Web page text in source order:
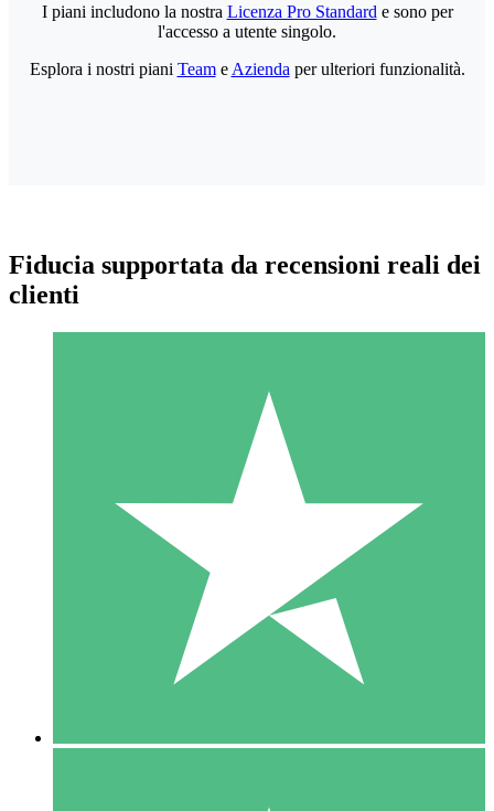
Pacchetti di Crediti Individuali
Paga a consumo con crediti di download. Nessun impegno
1 Download
10
US$1500
I piani includono la nostra Licenza Pro Standard e sono per
l'accesso a utente singolo.
Esplora i nostri piani Teame Azienda per ulteriori funzionalità.
Fiducia supportata da recensioni reali dei
clienti